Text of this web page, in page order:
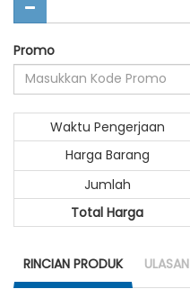
Promo
Waktu Pengerjaan
Harga Barang
Jumlah
Total Harga
RINCIAN PRODUK ULASAN